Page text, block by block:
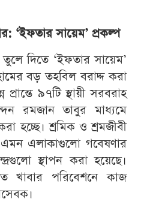
‘ইফতার সায়েম’ প্রকল্প
দিতে ‘ইফতার সায়েম’
বড় তহবিল বরাদ্দ করা
৯৭টি স্থায়ী সরবরাহ
রমজান তাবুর মাধ্যমে
হচ্ছে। শ্রমিক ও শ্রমজীবী
এলাকাগুলো গবেষণার
স্থাপন করা হয়েছে।
খাবার পরিবেশনে কাজ